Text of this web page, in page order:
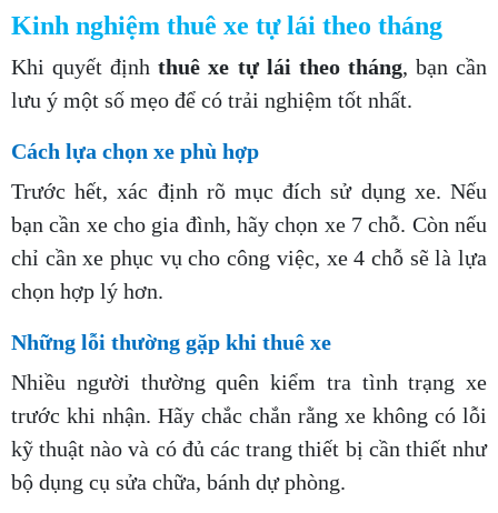
Kinh nghiệm thuê xe tự lái theo tháng
Khi quyết địnhthuê xe tự lái theo tháng, bạn cần
lưu ý một số mẹo để có trải nghiệm tốt nhất.
Cách lựa chọn xe phù hợp
Trước hết, xác định rõ mục đích sử dụng xe. Nếu
bạn cần xe cho gia đình, hãy chọn xe 7 chỗ. Còn nếu
chỉ cần xe phục vụ cho công việc, xe 4 chỗ sẽ là lựa
chọn hợp lý hơn.
Những lỗi thường gặp khi thuê xe
Nhiều người thường quên kiểm tra tình trạng xe
trước khi nhận. Hãy chắc chắn rằng xe không có lỗi
kỹ thuật nào và có đủ các trang thiết bị cần thiết như
bộ dụng cụ sửa chữa, bánh dự phòng.